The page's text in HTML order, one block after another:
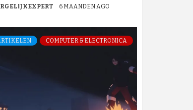
6 MAANDEN AGO
COMPUTER & ELECTRONICA